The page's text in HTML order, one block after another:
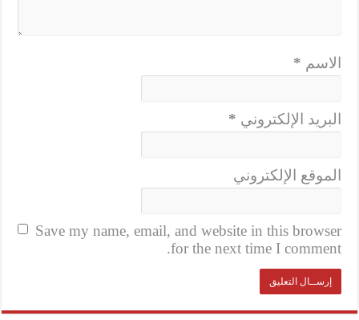
الاسم *
البريد الإلكتروني *
الموقع الإلكتروني
Save my name, email, and website in this browser
for the next time I comment.